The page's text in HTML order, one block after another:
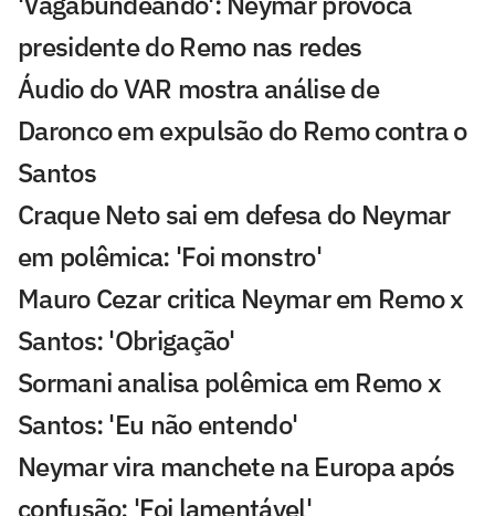
presidente do Remo nas redes
Áudio do VAR mostra análise de
Daronco em expulsão do Remo contra o
Santos
Craque Neto sai em defesa do Neymar
em polêmica: 'Foi monstro'
Mauro Cezar critica Neymar em Remo x
Santos: 'Obrigação'
Sormani analisa polêmica em Remo x
Santos: 'Eu não entendo'
Neymar vira manchete na Europa após
confusão: 'Foi lamentável'